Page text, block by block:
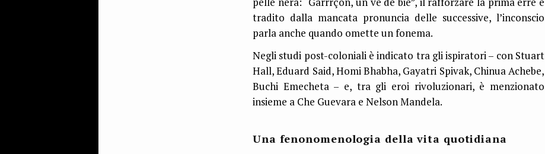
tradito dalla mancata pronuncia delle successive, l’inconscio
parla anche quando omette un fonema.
Negli studi post-coloniali è indicato tra gli ispiratori – con Stuart
Hall, Eduard Said, Homi Bhabha, Gayatri Spivak, Chinua Achebe,
Buchi Emecheta – e, tra gli eroi rivoluzionari, è menzionato
insieme a Che Guevara e Nelson Mandela.
Una fenonomenologia della vita quotidiana